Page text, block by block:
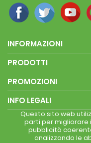
INFORMAZIONI
PRODOTTI
PROMOZIONI
INFO LEGALI
Questo sito web
parti per migliorare
pubblicità
analizzando le